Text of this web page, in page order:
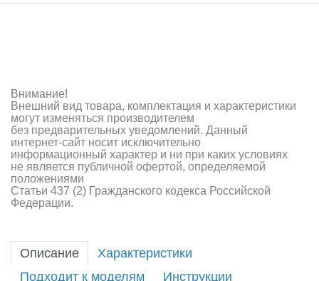
Аппаратура и электроника
Аккумуляторы и батарейки
Зарядные устройства и блоки питания
Двигатели
Технические жидкости
Оптовая продажа запчастей для моделей
Внимание!
Внешний вид товара, комплектация и характеристики
могут изменяться производителем
без предварительных уведомлений. Данный
интернет-сайт носит исключительно
информационный характер и ни при каких условиях
не является публичной офертой, определяемой
положениями
Статьи 437 (2) Гражданского кодекса Российской
Федерации.
Описание
Характеристики
Подходит к моделям
Инструкции